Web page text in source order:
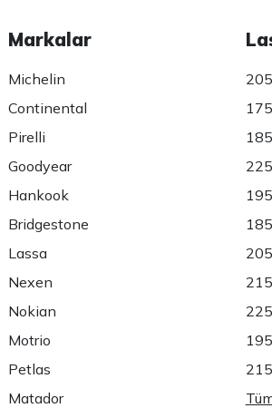
Markalar
Michelin
Continental
Pirelli
Goodyear
Hankook
Bridgestone
Lassa
Nexen
Nokian
Motrio
Petlas
Matador